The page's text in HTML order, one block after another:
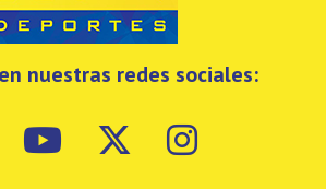
nuestras redes sociales: